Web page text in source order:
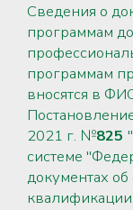
Сведения о
программам
программам
вносятся в
2021 г. №825
системе
документах